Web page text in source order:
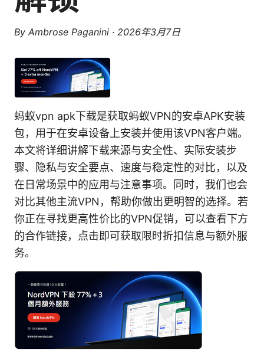
By Ambrose Paganini · 2026年3月7日
蚂蚁vpn apk下载是获取蚂蚁VPN的安卓APK安装
包，用于在安卓设备上安装并使用该VPN客户端。
本文将详细讲解下载来源与安全性、实际安装步
骤、隐私与安全要点、速度与稳定性的对比，以及
在日常场景中的应用与注意事项。同时，我们也会
对比其他主流VPN，帮助你做出更明智的选择。若
你正在寻找更高性价比的VPN促销，可以查看下方
的合作链接，点击即可获取限时折扣信息与额外服
务。